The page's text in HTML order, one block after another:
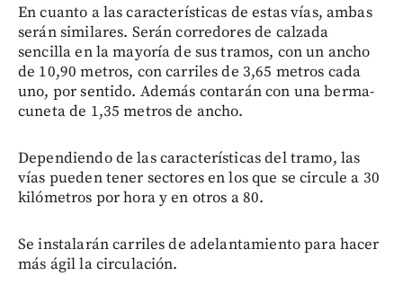
En cuanto a las características de estas vías, ambas
serán similares. Serán corredores de calzada
sencilla en la mayoría de sus tramos, con un ancho
de 10,90 metros, con carriles de 3,65 metros cada
uno, por sentido. Además contarán con una berma-
cuneta de 1,35 metros de ancho.
Dependiendo de las características del tramo, las
vías pueden tener sectores en los que se circule a 30
kilómetros por hora y en otros a 80.
Se instalarán carriles de adelantamiento para hacer
más ágil la circulación.